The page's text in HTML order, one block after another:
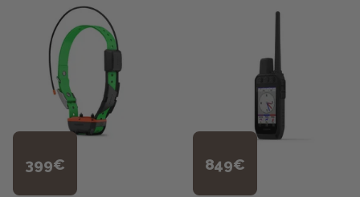
399€ 849€